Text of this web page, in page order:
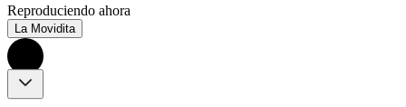
Reproduciendo ahora
La Movidita